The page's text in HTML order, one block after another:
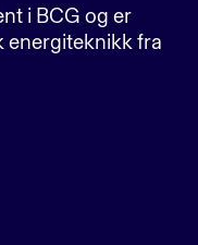
i BCG og er
energiteknikk fra